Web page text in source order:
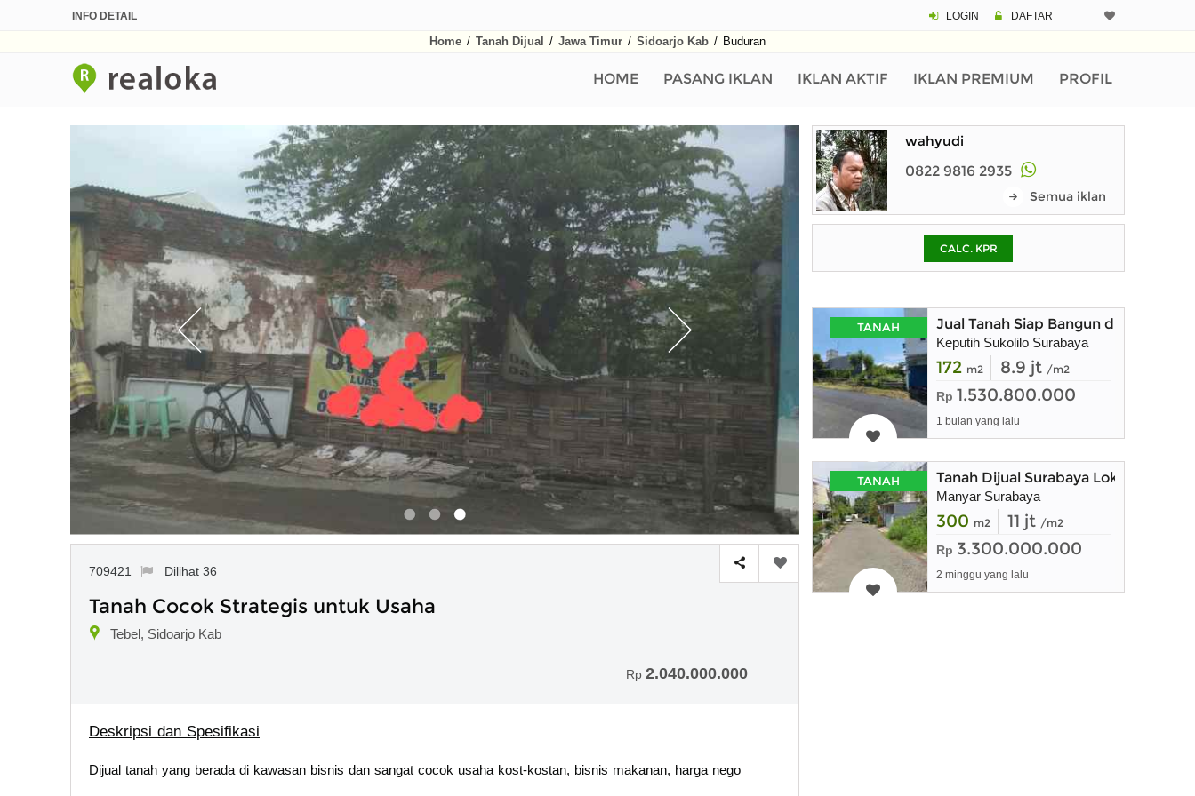
INFO DETAIL LOGIN DAFTAR
Home / Tanah Dijual / Jawa Timur / Sidoarjo Kab / Buduran
HOME PASANG IKLAN IKLAN AKTIF IKLAN PREMIUM PROFIL
709421 Dilihat 36
Tanah Cocok Strategis untuk Usaha
Tebel, Sidoarjo Kab
Rp 2.040.000.000
Deskripsi dan Spesifikasi
Dijual tanah yang berada di kawasan bisnis dan sangat cocok usaha kost-kostan, bisnis makanan, harga nego
Pinjaman (PIN)
pada kotak-
wahyudi
0822 9816 2935
Semua iklan
CALC. KPR
TANAH Jual Tanah Siap Bangun di Keputih
Keputih Sukolilo Surabaya
172 m2 8.9 jt /m2
Rp 1.530.800.000
1 bulan yang lalu
TANAH Tanah Dijual Surabaya Lokasi
Manyar Surabaya
300 m2 11 jt /m2
Rp 3.300.000.000
2 minggu yang lalu